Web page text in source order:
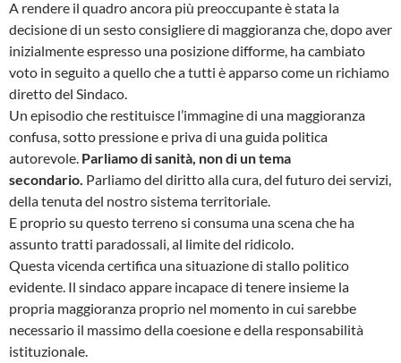
A rendere il quadro ancora più preoccupante è stata la
decisione di un sesto consigliere di maggioranza che, dopo aver
inizialmente espresso una posizione difforme, ha cambiato
voto in seguito a quello che a tutti è apparso come un richiamo
diretto del Sindaco.
Un episodio che restituisce l’immagine di una maggioranza
confusa, sotto pressione e priva di una guida politica
autorevole. Parliamo di sanità, non di un tema
secondario. Parliamo del diritto alla cura, del futuro dei servizi,
della tenuta del nostro sistema territoriale.
E proprio su questo terreno si consuma una scena che ha
assunto tratti paradossali, al limite del ridicolo.
Questa vicenda certifica una situazione di stallo politico
evidente. Il sindaco appare incapace di tenere insieme la
propria maggioranza proprio nel momento in cui sarebbe
necessario il massimo della coesione e della responsabilità
istituzionale.